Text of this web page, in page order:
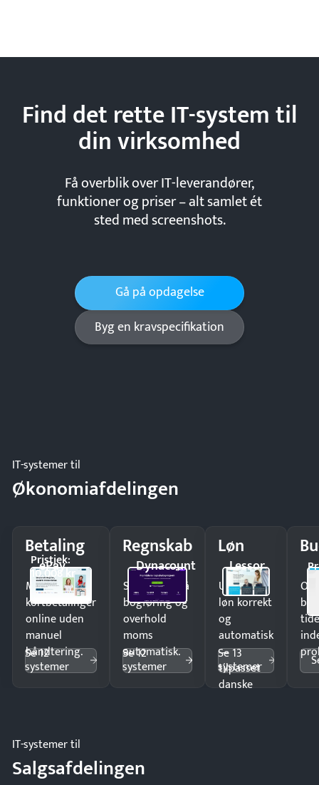
Find det rette IT-system til
dinvirksomhed
Få overblik over IT-leverandører,
funktioner og priser – alt samlet ét
sted med screenshots.
Gå på opdagelse
Byg en kravspecifikation
IT-systemer til
Økonomiafdelingen
Betaling
ePay
Pristjek:
10.008 kr
Modtag
kortbetalinger
online uden
manuel
håndtering.
Se 12
systemer
Regnskab
Dynacount
Spar timer på
bogføring og
overhold
moms
automatisk.
Se 12
systemer
Løn
Lessor
Udbetal
løn korrekt
og
automatisk
—
tilpasset
danske
Se 13
systemer
IT-systemer til
Salgsafdelingen